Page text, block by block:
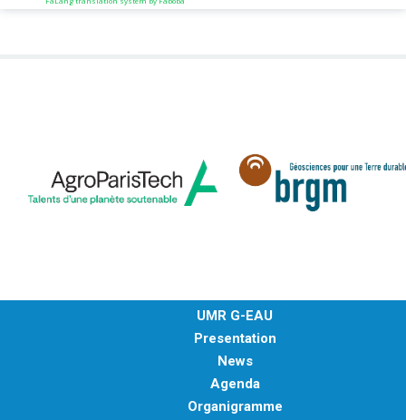
UMR G-EAU
Presentation
News
Agenda
Organigramme